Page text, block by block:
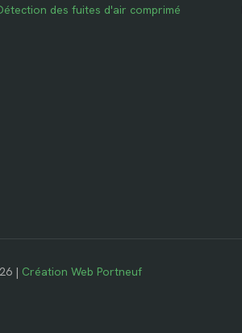
des fuites d'air comprimé
| Création Web Portneuf